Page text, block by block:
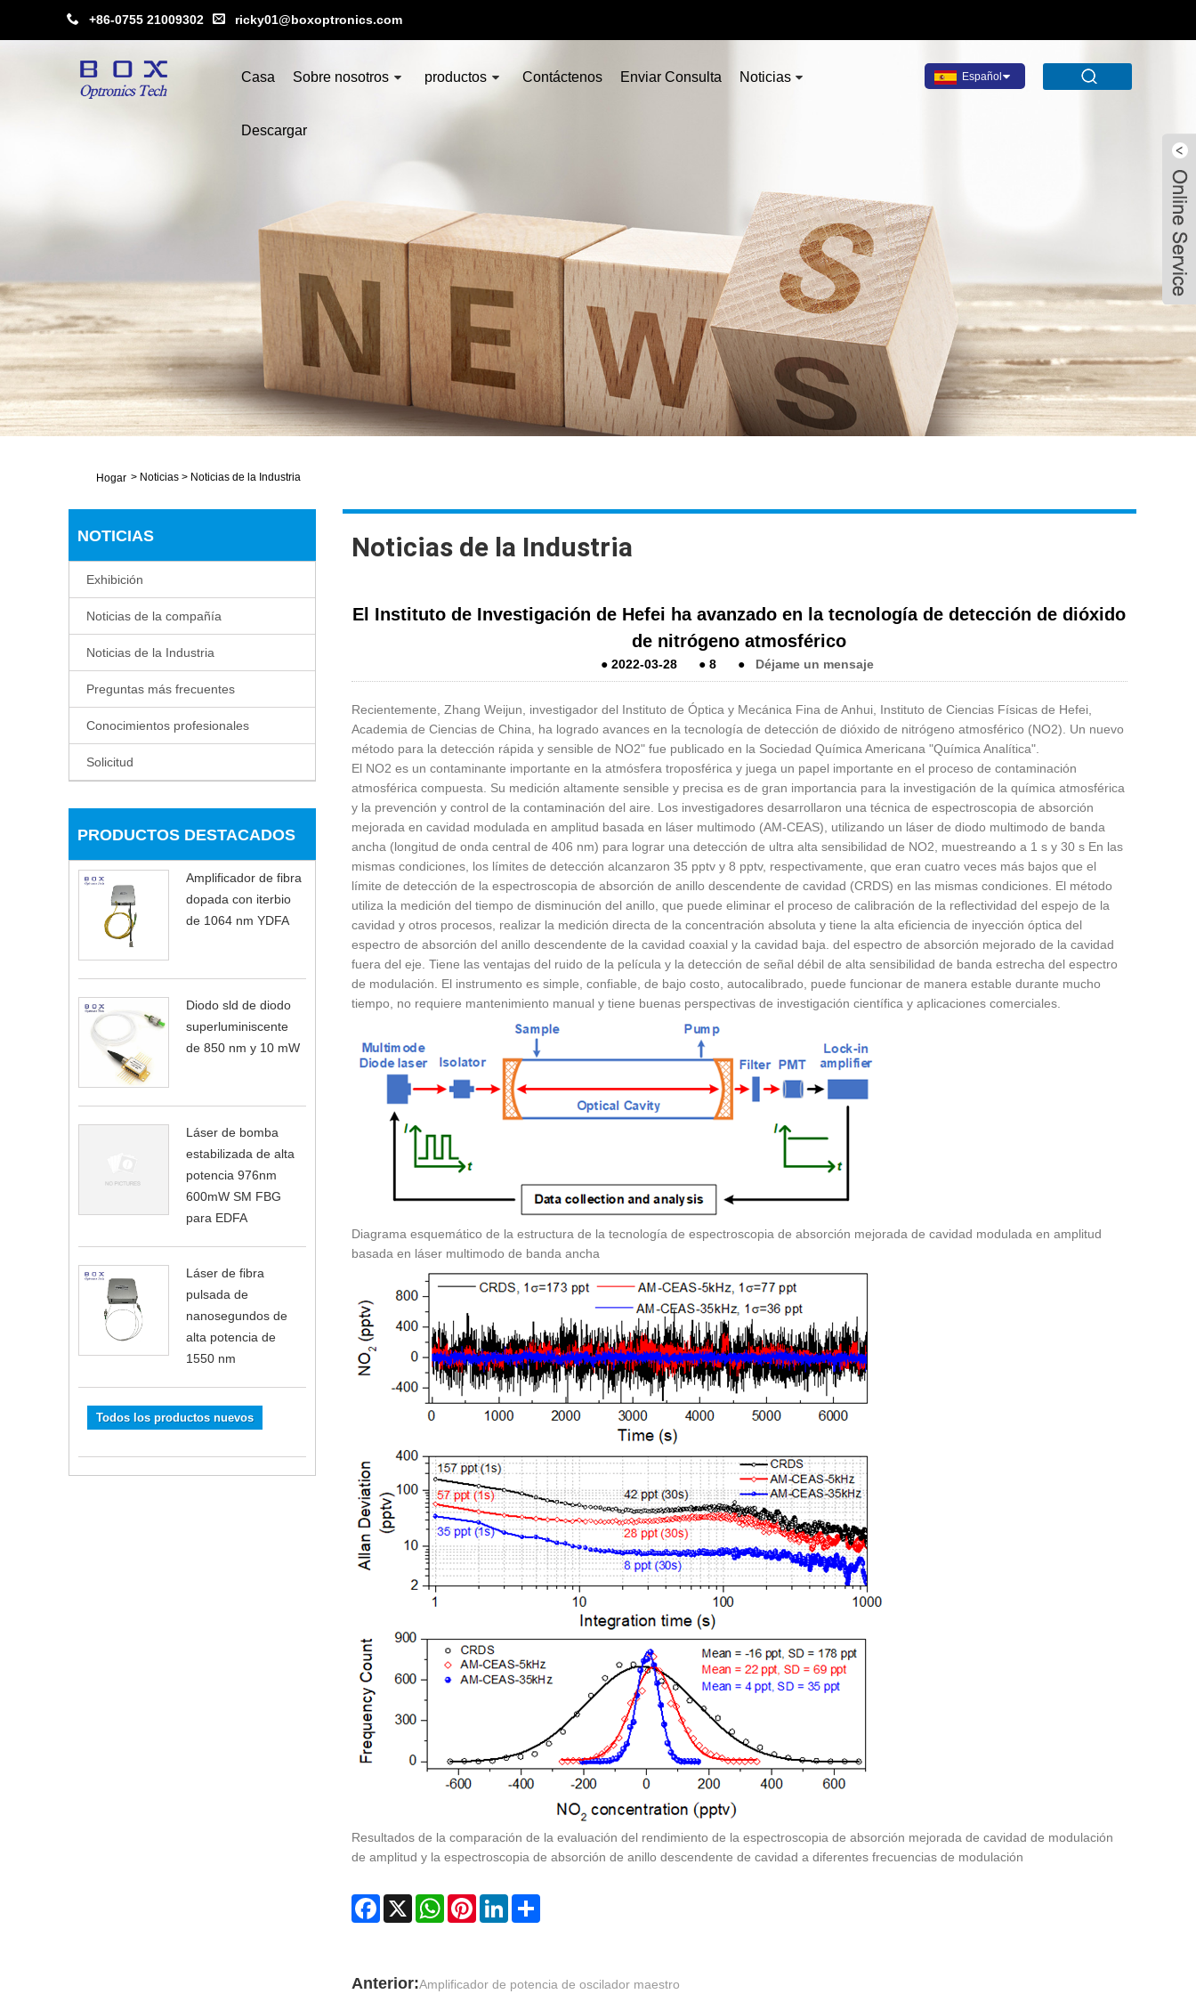
+86-0755 21009302 ricky01@boxoptronics.com
Español
Casa Sobre nosotros productos Contáctenos Enviar Consulta Noticias
Descargar
Hogar > Noticias > Noticias de la Industria
NOTICIAS
Exhibición
Noticias de la compañía
Noticias de la Industria
Preguntas más frecuentes
Conocimientos profesionales
Solicitud
PRODUCTOS DESTACADOS
Amplificador de fibra
dopada con iterbio
de 1064 nm YDFA
Diodo sld de diodo
superluminiscente
de 850 nm y 10 mW
Láser de bomba
estabilizada de alta
potencia 976nm
600mW SM FBG
para EDFA
Láser de fibra
pulsada de
nanosegundos de
alta potencia de
1550 nm
Todos los productos nuevos
Noticias de la Industria
El Instituto de Investigación de Hefei ha avanzado en la tecnología de detección de dióxido
de nitrógeno atmosférico
● 2022-03-28 ● 8 ● Déjame un mensaje
Recientemente, Zhang Weijun, investigador del Instituto de Óptica y Mecánica Fina de Anhui, Instituto de Ciencias Físicas de Hefei,
Academia de Ciencias de China, ha logrado avances en la tecnología de detección de dióxido de nitrógeno atmosférico (NO2). Un nuevo
método para la detección rápida y sensible de NO2" fue publicado en la Sociedad Química Americana "Química Analítica".
El NO2 es un contaminante importante en la atmósfera troposférica y juega un papel importante en el proceso de contaminación
atmosférica compuesta. Su medición altamente sensible y precisa es de gran importancia para la investigación de la química atmosférica
y la prevención y control de la contaminación del aire. Los investigadores desarrollaron una técnica de espectroscopia de absorción
mejorada en cavidad modulada en amplitud basada en láser multimodo (AM-CEAS), utilizando un láser de diodo multimodo de banda
ancha (longitud de onda central de 406 nm) para lograr una detección de ultra alta sensibilidad de NO2, muestreando a 1 s y 30 s En las
mismas condiciones, los límites de detección alcanzaron 35 pptv y 8 pptv, respectivamente, que eran cuatro veces más bajos que el
límite de detección de la espectroscopia de absorción de anillo descendente de cavidad (CRDS) en las mismas condiciones. El método
utiliza la medición del tiempo de disminución del anillo, que puede eliminar el proceso de calibración de la reflectividad del espejo de la
cavidad y otros procesos, realizar la medición directa de la concentración absoluta y tiene la alta eficiencia de inyección óptica del
espectro de absorción del anillo descendente de la cavidad coaxial y la cavidad baja. del espectro de absorción mejorado de la cavidad
fuera del eje. Tiene las ventajas del ruido de la película y la detección de señal débil de alta sensibilidad de banda estrecha del espectro
de modulación. El instrumento es simple, confiable, de bajo costo, autocalibrado, puede funcionar de manera estable durante mucho
tiempo, no requiere mantenimiento manual y tiene buenas perspectivas de investigación científica y aplicaciones comerciales.
Diagrama esquemático de la estructura de la tecnología de espectroscopia de absorción mejorada de cavidad modulada en amplitud
basada en láser multimodo de banda ancha
Resultados de la comparación de la evaluación del rendimiento de la espectroscopia de absorción mejorada de cavidad de modulación
de amplitud y la espectroscopia de absorción de anillo descendente de cavidad a diferentes frecuencias de modulación
Facebook
X WhatsAppPinterestLinkedInShare
Anterior:Amplificador de potencia de oscilador maestro